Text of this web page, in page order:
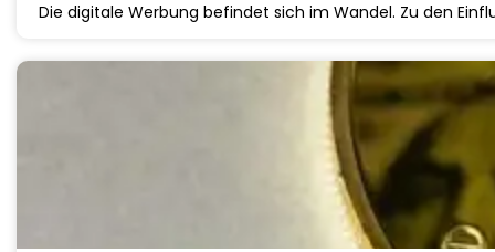
Die digitale Werbung befindet sich im Wandel. Zu den